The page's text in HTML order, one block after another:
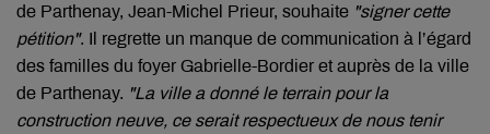
de Parthenay, Jean-Michel Prieur, souhaite "signer cette
pétition". Il regrette un manque de communication à l’égard
des familles du foyer Gabrielle-Bordier et auprès de la ville
de Parthenay. "La ville a donné le terrain pour la
construction neuve, ce serait respectueux de nous tenir